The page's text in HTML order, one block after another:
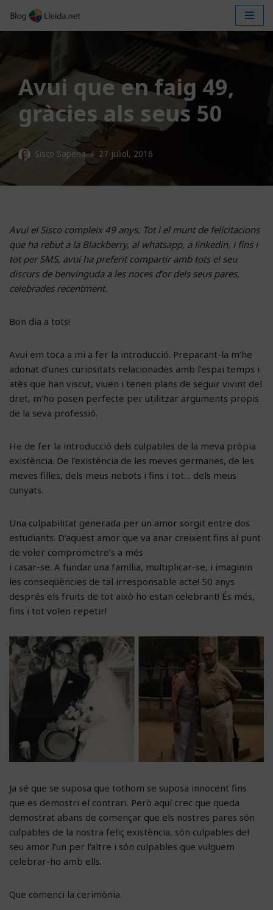
Vés
contingut
Avui que en faig 49,
gràcies als seus 50
Sisco Sapena 27 juliol, 2016
Avui el Sisco compleix 49 anys. Tot i el munt de felicitacions
que ha rebut a la Blackberry, al whatsapp, a linkedin, i fins i
tot per SMS, avui ha preferit compartir amb tots el seu
discurs de benvinguda a les noces d’or dels seus pares,
celebrades recentment.
Bon dia a tots!
Avui em toca a mi a fer la introducció. Preparant-la m’he
adonat d’unes curiositats relacionades amb l’espai temps i
atès que han viscut, viuen i tenen plans de seguir vivint del
dret, m’ho posen perfecte per utilitzar arguments propis
de la seva professió.
He de fer la introducció dels culpables de la meva pròpia
existència. De l’existència de les meves germanes, de les
meves filles, dels meus nebots i fins i tot… dels meus
cunyats.
Una culpabilitat generada per un amor sorgit entre dos
estudiants. D’aquest amor que va anar creixent fins al punt
de voler comprometre’s a més
i casar-se. A fundar una família, multiplicar-se, i imaginin
les conseqüències de tal irresponsable acte! 50 anys
després els fruits de tot això ho estan celebrant! És més,
fins i tot volen repetir!
Ja sé que se suposa que tothom se suposa innocent fins
que es demostri el contrari. Però aquí crec que queda
demostrat abans de començar que els nostres pares són
culpables de la nostra feliç existència, són culpables del
seu amor l’un per l’altre i són culpables que vulguem
celebrar-ho amb ells.
Que comenci la cerimònia.